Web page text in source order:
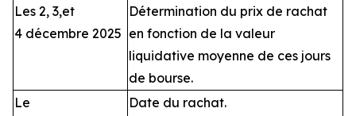
Les 2, 3,et
4 décembre 2025
Détermination du prix de rachat
en fonction de la valeur
liquidative moyenne de ces jours
de bourse.
Le
Date du rachat.